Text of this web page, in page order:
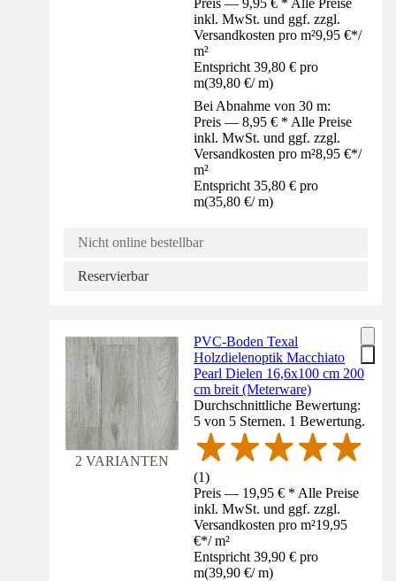
inkl. MwSt. und ggf. zzgl.
Versandkosten pro m²9,95 €*/
m²
Entspricht 39,80 € pro
m(39,80 €/ m)
Bei Abnahme von 30 m:
Preis — 8,95 € * Alle Preise
inkl. MwSt. und ggf. zzgl.
Versandkosten pro m²8,95 €*/
m²
Entspricht 35,80 € pro
m(35,80 €/ m)
Nicht online bestellbar
Reservierbar
2 VARIANTEN
PVC-Boden Texal
Holzdielenoptik Macchiato
Pearl Dielen 16,6x100 cm 200
cm breit (Meterware)
Durchschnittliche Bewertung:
5 von 5 Sternen. 1 Bewertung.
(1)
Preis — 19,95 € * Alle Preise
inkl. MwSt. und ggf. zzgl.
Versandkosten pro m²19,95
€*/ m²
Entspricht 39,90 € pro
m(39,90 €/ m)